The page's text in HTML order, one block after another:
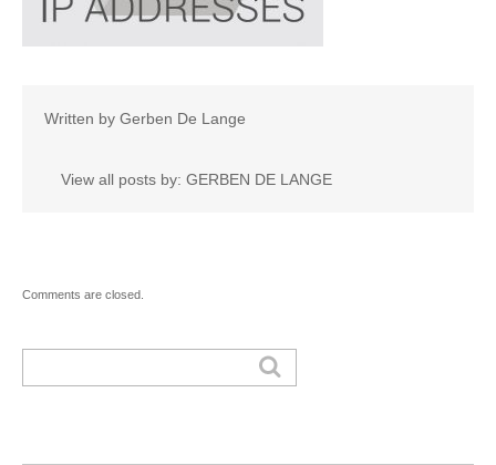
Written by Gerben De Lange
View all posts by: GERBEN DE LANGE
Comments are closed.